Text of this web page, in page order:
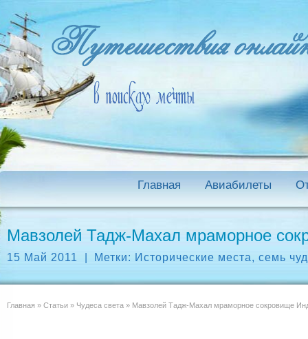
Главная Авиабилеты
Мавзолей Тадж-Махал мраморное
15 Май 2011 Метки: Исторические места,семь
Главная » Статьи » Чудеса света » Мавзолей Тадж-Махал мраморное сокровище